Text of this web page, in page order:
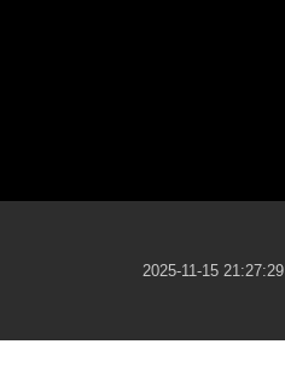
2025-11-15 21:27:29